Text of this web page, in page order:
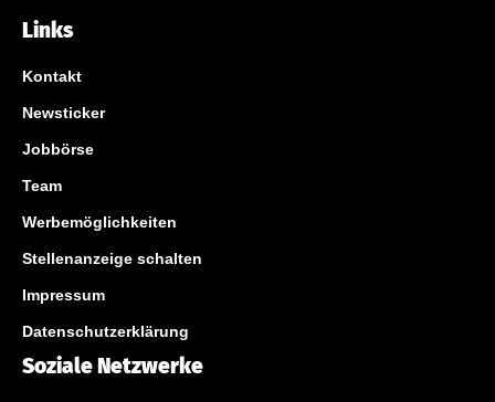
Links
Kontakt
Newsticker
Jobbörse
Team
Werbemöglichkeiten
Stellenanzeige schalten
Impressum
Datenschutzerklärung
Soziale Netzwerke